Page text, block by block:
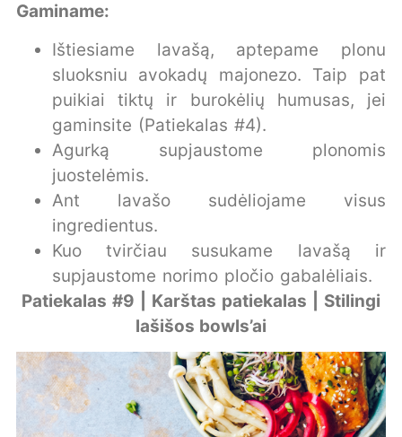
Gaminame:
Ištiesiame lavašą, aptepame plonu
sluoksniu avokadų majonezo. Taip pat
puikiai tiktų ir burokėlių humusas, jei
gaminsite (Patiekalas #4).
Agurką supjaustome plonomis
juostelėmis.
Ant lavašo sudėliojame visus
ingredientus.
Kuo tvirčiau susukame lavašą ir
supjaustome norimo pločio gabalėliais.
Patiekalas #9 | Karštas patiekalas | Stilingi
lašišos bowls’ai